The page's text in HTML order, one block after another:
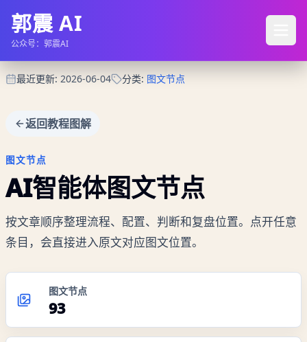
郭震 AI
公众号：郭震AI
最近更新: 2026-06-04 分类: 图文节点
返回教程图解
图文节点
AI智能体图文节点
按文章顺序整理流程、配置、判断和复盘位置。点开任意
条目，会直接进入原文对应图文位置。
图文节点
93